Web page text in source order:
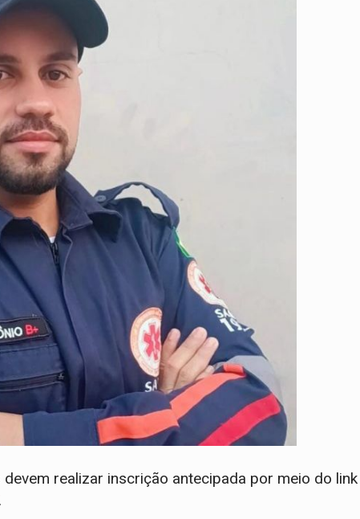
realizar inscrição antecipada por meio do link
.